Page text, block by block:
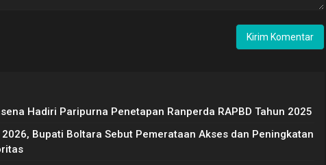
Hadiri Paripurna Penetapan Ranperda RAPBD Tahun 2025
2026, Bupati Boltara Sebut Pemerataan Akses dan Peningkatan